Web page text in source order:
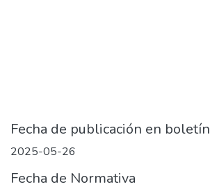
Fecha de publicación en boletín
2025-05-26
Fecha de Normativa